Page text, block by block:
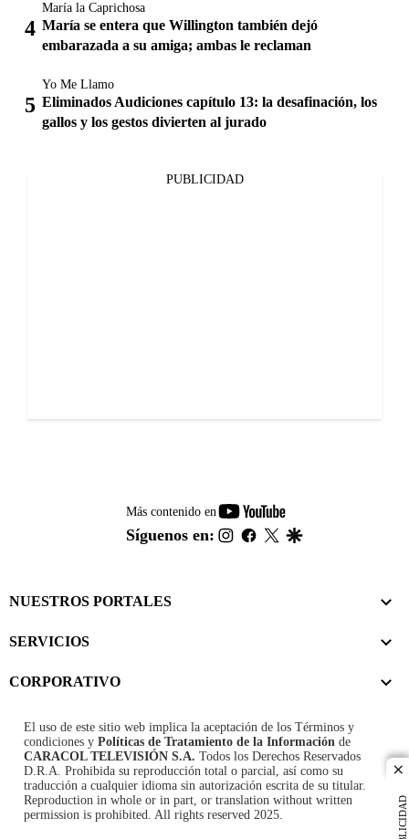
PUBLICIDAD
María la Caprichosa
María se entera que Willington también dejó
embarazada a su amiga; ambas le reclaman
Yo Me Llamo
Eliminados Audiciones capítulo 13: la desafinación, los
gallos y los gestos divierten al jurado
PUBLICIDAD
Más contenido en
youtube-
footer
Síguenos en: instagram
facebook
twitter
NUESTROS PORTALES
SERVICIOS
CORPORATIVO
El uso de este sitio web implica la aceptación de los Términos y
condiciones y Políticas de Tratamiento de la Información de
CARACOL TELEVISIÓN S.A. Todos los Derechos Reservados
D.R.A. Prohibida su reproducción total o parcial, así como su
traducción a cualquier idioma sin autorización escrita de su titular.
Reproduction in whole or in part, or translation without written
permission is prohibited. All rights reserved 2025.